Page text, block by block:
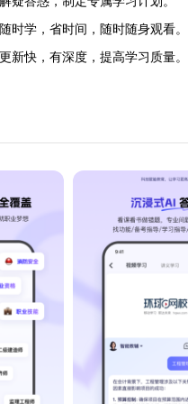
时学，省时间，随时随身观看。
新快，有深度，提高学习质量。